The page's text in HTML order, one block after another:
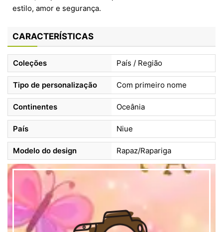
estilo, amor e segurança.
CARACTERÍSTICAS
Coleções País / Região
Tipo de personalização Com primeiro nome
Continentes Oceânia
País Niue
Modelo do design Rapaz/Rapariga